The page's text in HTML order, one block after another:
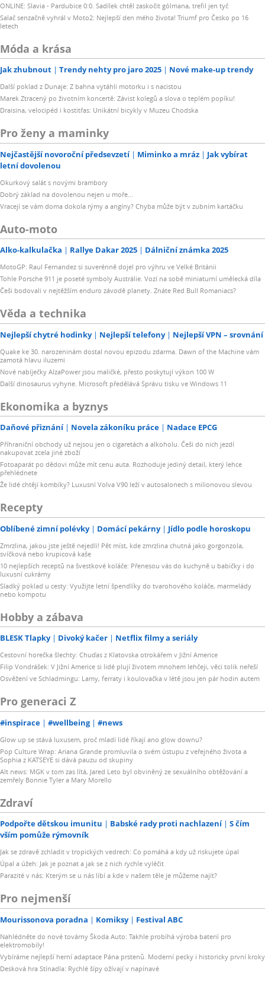
ONLINE: Slavia - Pardubice 0:0. Sadílek chtěl zaskočit gólmana, trefil jen tyč
Salač senzačně vyhrál v Moto2: Nejlepší den mého života! Triumf pro Česko po 16
letech
Móda a krása
Jak zhubnout Trendy nehty pro jaro 2025 Nové make-up trendy
Další poklad z Dunaje: Z bahna vytáhli motorku i s nacistou
Marek Ztracený po životním koncertě: Závist kolegů a slova o teplém popíku!
Draisina, velocipéd i kostitřas: Unikátní bicykly v Muzeu Chodska
Pro ženy a maminky
Nejčastější novoroční předsevzetí Miminko a mráz
Jak vybírat
letní dovolenou
Okurkový salát s novými brambory
Dobrý základ na dovolenou nejen u moře...
Vracejí se vám doma dokola rýmy a angíny? Chyba může být v zubním kartáčku
Auto-moto
Alko-kalkulačka Rallye Dakar 2025 Dálniční známka 2025
MotoGP: Raul Fernandez si suverénně dojel pro výhru ve Velké Británii
Tohle Porsche 911 je poseté symboly Austrálie. Vozí na sobě miniaturní umělecká díla
Češi bodovali v nejtěžším enduro závodě planety. Znáte Red Bull Romaniacs?
Věda a technika
Nejlepší chytré hodinky Nejlepší telefony Nejlepší VPN – srovnání
Quake ke 30. narozeninám dostal novou epizodu zdarma. Dawn of the Machine vám
zamotá hlavu iluzemi
Nové nabíječky AlzaPower jsou maličké, přesto poskytují výkon 100 W
Další dinosaurus vyhyne. Microsoft předělává Správu tisku ve Windows 11
Ekonomika a byznys
Daňové přiznání Novela zákoníku práce Nadace EPCG
Příhraniční obchody už nejsou jen o cigaretách a alkoholu. Češi do nich jezdí
nakupovat zcela jiné zboží
Fotoaparát po dědovi může mít cenu auta. Rozhoduje jediný detail, který lehce
přehlédnete
Že lidé chtějí kombíky? Luxusní Volva V90 leží v autosalonech s milionovou slevou
Recepty
Oblíbené zimní polévky Domácí pekárny Jídlo podle horoskopu
Zmrzlina, jakou jste ještě nejedli! Pět míst, kde zmrzlina chutná jako gorgonzola,
svíčková nebo krupicová kaše
10 nejlepších receptů na švestkové koláče: Přenesou vás do kuchyně u babičky i do
luxusní cukrárny
Sladký poklad u cesty: Využijte letní špendlíky do tvarohového koláče, marmelády
nebo kompotu
Hobby a zábava
BLESK Tlapky Divoký kačer Netflix filmy a seriály
Cestovní horečka šlechty: Chuďas z Klatovska otrokářem v Jižní Americe
Filip Vondrášek: V Jižní Americe si lidé plují životem mnohem lehčeji, věci tolik neřeší
Osvěžení ve Schladmingu: Lamy, ferraty i koulovačka v létě jsou jen pár hodin autem
Pro generaci Z
#inspirace #wellbeing #news
Glow up se stává luxusem, proč mladí lidé říkají ano glow downu?
Pop Culture Wrap: Ariana Grande promluvila o svém ústupu z veřejného života a
Sophia z KATSEYE si dává pauzu od skupiny
Alt news: MGK v tom zas lítá, Jared Leto byl obviněný ze sexuálního obtěžování a
zemřely Bonnie Tyler a Mary Morello
Zdraví
Podpořte dětskou imunitu Babské rady proti nachlazení
S čím
vším pomůže rýmovník
Jak se zdravě zchladit v tropických vedrech: Co pomáhá a kdy už riskujete úpal
Úpal a úžeh: Jak je poznat a jak se z nich rychle vyléčit
Parazité v nás: Kterým se u nás líbí a kde v našem těle je můžeme najít?
Pro nejmenší
Mourissonova poradna Komiksy Festival ABC
Nahlédněte do nové továrny Škoda Auto: Takhle probíhá výroba baterií pro
elektromobily!
Vybíráme nejlepší herní adaptace Pána prstenů. Moderní pecky i historicky první kroky
Desková hra Stínadla: Rychlé šípy ožívají v napínavé